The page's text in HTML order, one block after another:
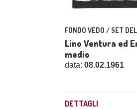
FONDO VEDO / SET
Lino Ventura ed
medio
data: 08.02.1961
DETTAGLI